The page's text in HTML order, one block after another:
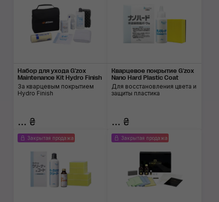
Набор для ухода G'zox
Maintenance Kit Hydro Finish
За кварцевым покрытием
Hydro Finish
... ₴
Кварцевое покрытие G'zox
Nano Hard Plastic Coat
Для восстановления цвета и
защиты пластика
... ₴
Закрытая продажа Закрытая продажа